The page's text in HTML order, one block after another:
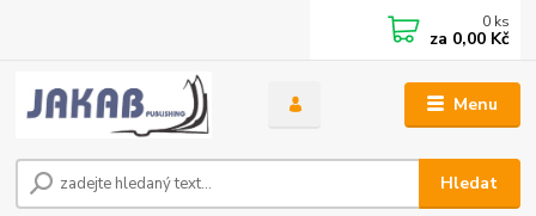
Menu
Hledat
0 ks
za 0,00 Kč